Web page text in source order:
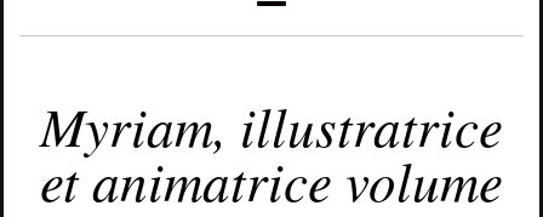
Myriam, illustratrice
et animatrice volume